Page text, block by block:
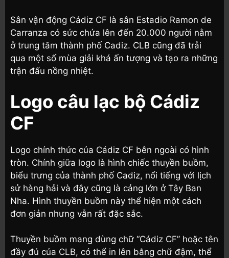
Sân vận động Cádiz CF là sân Estadio Ramon de
Carranza có sức chứa lên đến 20.000 người nằm
ở trung tâm thành phố Cadiz. CLB cũng đã trải
qua một số mùa giải khá ấn tượng và tạo ra những
trận đấu nồng nhiệt.
Logo câu lạc bộ Cádiz
CF
Logo chính thức của Cádiz CF bên ngoài có hình
tròn. Chính giữa logo là hình chiếc thuyền buồm,
biểu trưng của thành phố Cadiz, nổi tiếng với lịch
sử hàng hải và đây cũng là cảng lớn ở Tây Ban
Nha. Hình thuyền buồm này thể hiện một cách
đơn giản nhưng vẫn rất đặc sắc.
Thuyền buồm mang dùng chữ “Cádiz CF” hoặc tên
đầy đủ của CLB, có thể in lên bằng chữ đậm, thể